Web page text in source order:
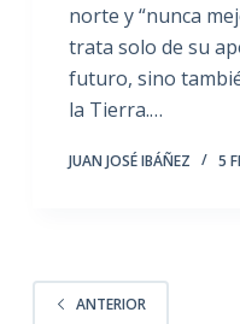
norte y “nunca
trata solo de su
futuro, sino
la Tierra.…
JUAN JOSÉ IBÁÑEZ 5
ANTERIOR